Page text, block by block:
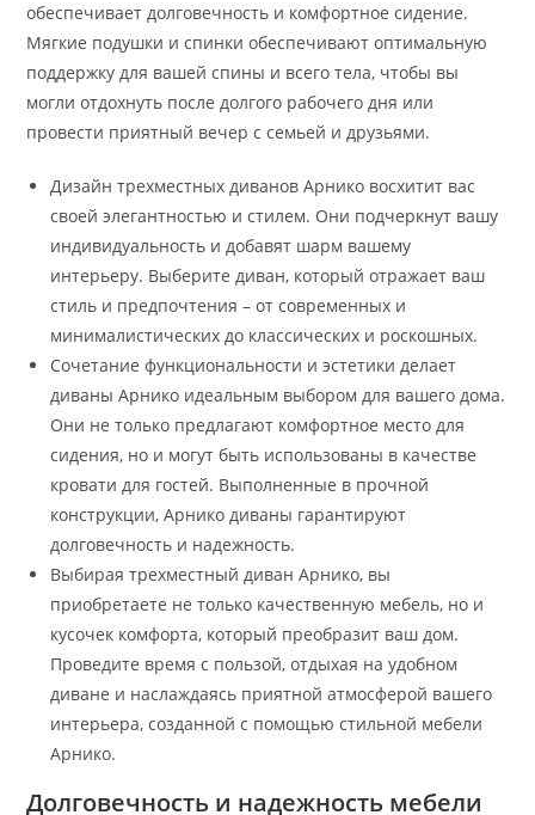
обеспечивает долговечность и комфортное сидение.
Мягкие подушки и спинки обеспечивают оптимальную
поддержку для вашей спины и всего тела, чтобы вы
могли отдохнуть после долгого рабочего дня или
провести приятный вечер с семьей и друзьями.
Дизайн трехместных диванов Арнико восхитит вас
своей элегантностью и стилем. Они подчеркнут вашу
индивидуальность и добавят шарм вашему
интерьеру. Выберите диван, который отражает ваш
стиль и предпочтения – от современных и
минималистических до классических и роскошных.
Сочетание функциональности и эстетики делает
диваны Арнико идеальным выбором для вашего дома.
Они не только предлагают комфортное место для
сидения, но и могут быть использованы в качестве
кровати для гостей. Выполненные в прочной
конструкции, Арнико диваны гарантируют
долговечность и надежность.
Выбирая трехместный диван Арнико, вы
приобретаете не только качественную мебель, но и
кусочек комфорта, который преобразит ваш дом.
Проведите время с пользой, отдыхая на удобном
диване и наслаждаясь приятной атмосферой вашего
интерьера, созданной с помощью стильной мебели
Арнико.
Долговечность и надежность мебели